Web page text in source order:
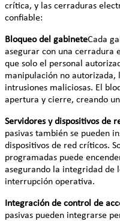
crítica, y las cerraduras
confiable:
Bloqueo del gabineteCada
asegurar con una cerradura
que solo el personal
manipulación no autorizada,
intrusiones maliciosas. El
apertura y cierre, creando
Servidores y dispositivos de
pasivas también se pueden
dispositivos de red críticos.
programadas puede
asegurando la integridad de
interrupción operativa.
Integración de control de
pasivas pueden integrarse